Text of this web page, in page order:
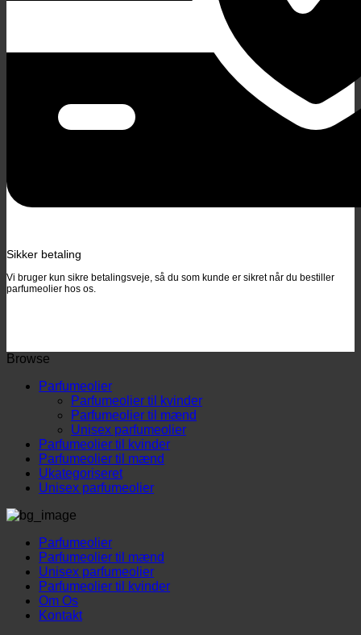
Sikker betaling
Vi bruger kun sikre betalingsveje, så du som kunde er sikret når du bestiller
parfumeolier hos os.
Browse
Parfumeolier
Parfumeolier til kvinder
Parfumeolier til mænd
Unisex parfumeolier
Parfumeolier til kvinder
Parfumeolier til mænd
Ukategoriseret
Unisex parfumeolier
Parfumeolier
Parfumeolier til mænd
Unisex parfumeolier
Parfumeolier til kvinder
Om Os
Kontakt